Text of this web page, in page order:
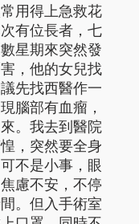
用得上急救花
有位長者，七
星期來突然發
，他的女兒找
先找西醫作一
腦部有血瘤，
。我去到醫院
，突然要全身
不是小事，眼
慮不安，不停
。但入手術室